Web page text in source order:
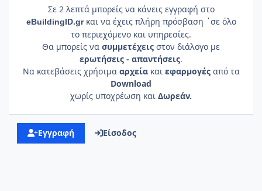
Σε 2 λεπτά μπορείς να κάνεις εγγραφή στο
eBuildingID.gr και να έχεις πλήρη πρόσβαση ΄σε όλο
το περιεχόμενο και υπηρεσίες.
Θα μπορείς να συμμετέχεις στον διάλογο με
ερωτήσεις - απαντήσεις.
Να κατεβάσεις χρήσιμα αρχείακαι εφαρμογέςαπό τα
Download
χωρίς υποχρέωση και Δωρεάν.
Εγγραφή Είσοδος